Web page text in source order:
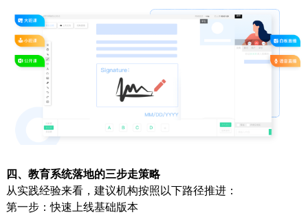
四、教育系统落地的三步走策略
从实践经验来看，建议机构按照以下路径推进：
第一步：快速上线基础版本